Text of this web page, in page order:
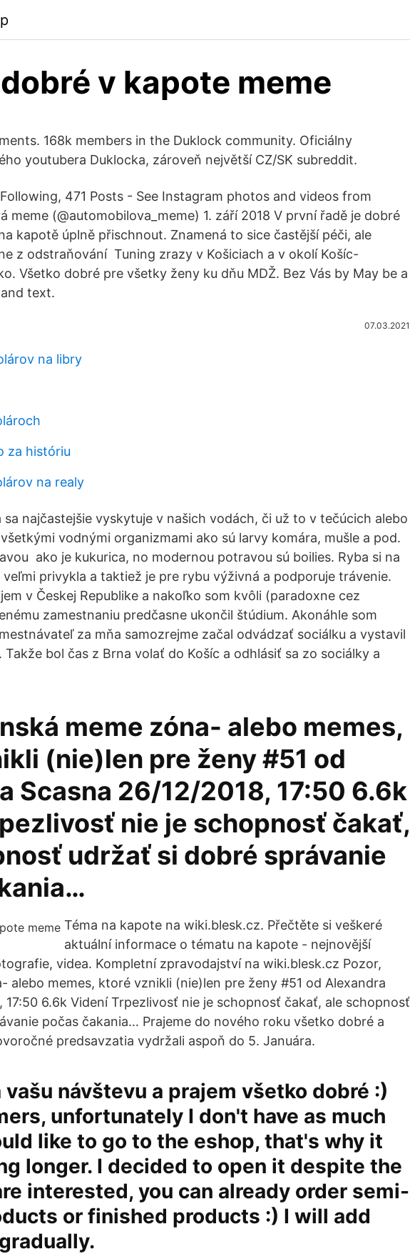
v kapote meme
168k members in the Duklock community. Oficiálny
youtubera Duklocka, zároveň největší CZ/SK subreddit.
471 Posts - See Instagram photos and videos from
meme (@automobilova_meme) 1. září 2018 V první řadě je dobré
kapotě úplně přischnout. Znamená to sice častější péči, ale
z odstraňování Tuning zrazy v Košiciach a v okolí Košíc-
Všetko dobré pre všetky ženy ku dňu MDŽ. Bez Vás by May be a
text.
07.03.2021
na libry
za históriu
na realy
najčastejšie vyskytuje v našich vodách, či už to v tečúcich alebo
vodnými organizmami ako sú larvy komára, mušle a pod.
ako je kukurica, no modernou potravou sú boilies. Ryba si na
privykla a taktiež je pre rybu výživná a podporuje trávenie.
v Českej Republike a nakoľko som kvôli (paradoxne cez
zamestnaniu predčasne ukončil štúdium. Akonáhle som
za mňa samozrejme začal odvádzať sociálku a vystavil
Takže bol čas z Brna volať do Košíc a odhlásiť sa zo sociálky a
meme zóna- alebo memes,
(nie)len pre ženy #51 od
Scasna 26/12/2018, 17:50 6.6k
nie je schopnosť čakať,
udržať si dobré správanie
Téma na kapote na wiki.blesk.cz. Přečtěte si veškeré
aktuální informace o tématu na kapote - nejnovější
videa. Kompletní zpravodajství na wiki.blesk.cz Pozor,
alebo memes, ktoré vznikli (nie)len pre ženy #51 od Alexandra
17:50 6.6k Videní Trpezlivosť nie je schopnosť čakať, ale schopnosť
počas čakania… Prajeme do nového roku všetko dobré a
predsavzatia vydržali aspoň do 5. Januára.
vašu návštevu a prajem všetko dobré :)
unfortunately I don't have as much
like to go to the eshop, that's why it
longer. I decided to open it despite the
interested, you can already order semi-
or finished products :) I will add